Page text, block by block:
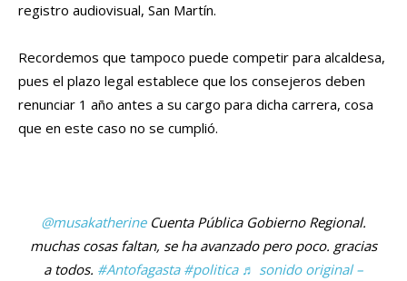
registro audiovisual, San Martín.
Recordemos que tampoco puede competir para alcaldesa,
pues el plazo legal establece que los consejeros deben
renunciar 1 año antes a su cargo para dicha carrera, cosa
que en este caso no se cumplió.
@musakatherineCuenta Pública Gobierno Regional.
muchas cosas faltan, se ha avanzado pero poco. gracias
a todos. #Antofagasta #politica ♬ sonido original –